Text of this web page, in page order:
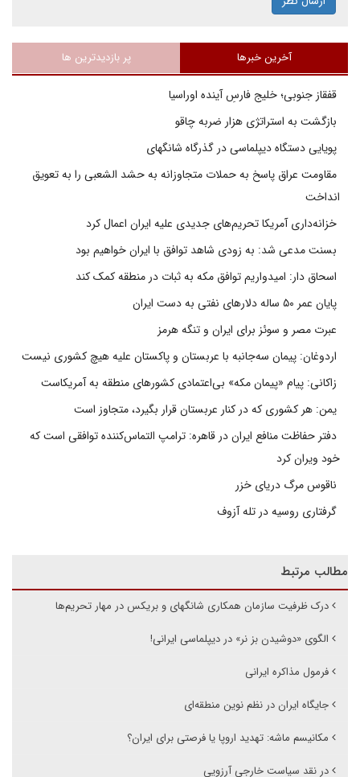
آخرین خبرها پر بازدیدترین ها
قفقاز جنوبی؛ خلیج فارسِ آینده اوراسیا
بازگشت به استراتژی هزار ضربه چاقو
پویایی دستگاه دیپلماسی در گذرگاه شانگهای
مقاومت عراق پاسخ به حملات متجاوزانه به حشد الشعبی را به تعویق
انداخت
خزانه‌داری آمریکا تحریم‌های جدیدی علیه ایران اعمال کرد
بسنت مدعی شد: به زودی شاهد توافق با ایران خواهیم بود
اسحاق دار: امیدواریم توافق مکه به ثبات در منطقه کمک کند
پایان عمر ۵۰ ساله دلارهای نفتی به دست ایران
عبرت مصر و سوئز برای ایران و تنگه هرمز
اردوغان: پیمان سه‌جانبه با عربستان و پاکستان علیه هیچ کشوری نیست
زاکانی: پیام «پیمان مکه» بی‌اعتمادی کشورهای منطقه به آمریکاست
یمن: هر کشوری که در کنار عربستان قرار بگیرد، متجاوز است
دفتر حفاظت منافع ایران در قاهره: ترامپ التماس‌کننده توافقی است که
خود ویران کرد
ناقوس مرگ دریای خزر
گرفتاری روسیه در تله آزوف
مطالب مرتبط
درک ظرفیت سازمان همکاری شانگهای و بریکس در مهار تحریم‌ها
الگوی «دوشیدن بز نر» در دیپلماسی ایرانی!
فرمول مذاکره ایرانی
جایگاه ایران در نظم نوین منطقه‌ای
مکانیسم ماشه: تهدید اروپا یا فرصتی برای ایران؟
در نقد سیاست خارجی آرزویی